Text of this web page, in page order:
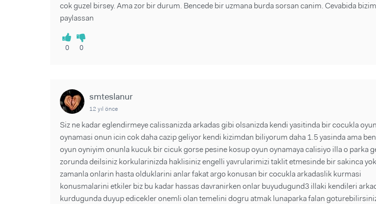
cok guzel birsey. Ama zor bir durum. Bencede bir uzmana burda sorsan canim. Cevabida
paylassan
0 0
smteslanur
12 yıl önce
Siz ne kadar eglendirmeye calissanizda arkadas gibi olsanizda kendi yasitinda bir cocukla oyun
oynamasi onun icin cok daha cazip geliyor kendi kizimdan biliyorum daha 1.5 yasinda ama
oyun oyniyim onunla kucuk bir cicuk gorse pesine kosup oyun oynamaya calisiyo illa o parka
zorunda deilsiniz korkularinizda haklisiniz engelli yavrularimizi taklit etmesinde bir sakinca
zamanla onlarin hasta olduklarini anlar fakat argo konusan bir cocukla arkadaslik kurmasi
konusmalarini etkiler biz bu kadar hassas davranirken onlar buyudugund3 illaki kendileri
kurdugunda duyup edicekler onemli olan temelini dogru atmak lunaparka falan